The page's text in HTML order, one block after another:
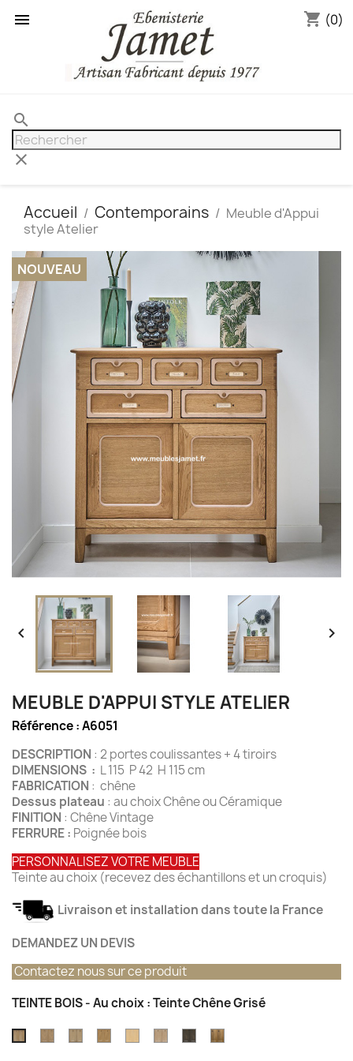
 shopping_cart (0)
search
clear
Accueil Contemporains
Meuble d'Appui
style Atelier
NOUVEAU
 
MEUBLE D'APPUI STYLE ATELIER
Référence :A6051
DESCRIPTION : 2 portes coulissantes + 4 tiroirs
DIMENSIONS : L 115 P 42 H 115 cm
FABRICATION : chêne
Dessus plateau : au choix Chêne ou Céramique
FINITION : Chêne Vintage
FERRURE : Poignée bois
PERSONNALISEZ VOTRE MEUBLE
Teinte au choix (recevez des échantillons et un croquis)
Livraison et installation dans toute la France
DEMANDEZ UN DEVIS
Contactez nous sur ce produit
TEINTE BOIS - Au choix : Teinte Chêne Grisé
Teinte Teinte Teinte
Teinte
TeinteTeinte